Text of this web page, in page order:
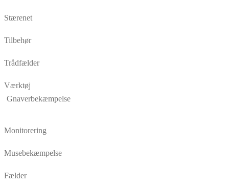
Stærenet
Tilbehør
Trådfælder
Værktøj
Gnaverbekæmpelse
Monitorering
Musebekæmpelse
Fælder